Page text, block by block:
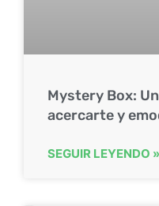
Mystery Box:
acercarte y
SEGUIR LEYENDO »